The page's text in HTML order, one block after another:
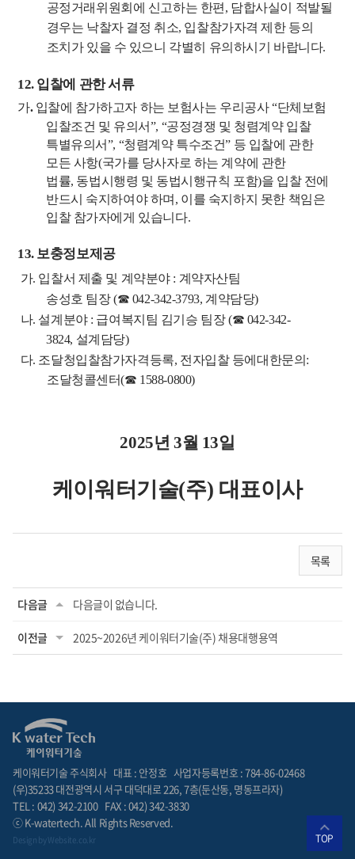
공정거래위원회에 신고하는 한편 , 담합사실이 적발될
경우는 낙찰자 결정 취소, 입찰참가자격 제한 등의
조치가 있을 수 있으니 각별히 유의하시기 바랍니다.
12. 입찰에 관한 서류
가. 입찰에 참가하고자 하는 보험사는 우리공사“단체보험
입찰조건 및 유의서”, “공정경쟁 및 청렴계약 입찰
특별유의서”, “청렴계약 특수조건” 등 입찰에 관한
모든 사항(국가를 당사자로 하는 계약에 관한
법률, 동법시행령 및 동법시행규칙 포함)을 입찰 전에
반드시 숙지하여야 하며 , 이를 숙지하지 못한 책임은
입찰 참가자에게 있습니다.
13. 보충정보제공
가. 입찰서 제출 및 계약분야 : 계약자산팀
송성호 팀장(☎ 042-342-3793, 계약담당)
나. 설계분야 : 급여복지팀 김기승 팀장(☎ 042-342-
3824, 설계담당)
다. 조달청입찰참가자격등록, 전자입찰 등에대한문의 :
조달청콜센터(☎ 1588-0800)
2025년 3월 13일
케이워터기술(주) 대표이사
목록
다음글 다음글이 없습니다.
이전글 2025~2026년 케이워터기술(주) 채용대행용역
TOP
케이워터기술 주식회사 대표 : 안정호 사업자등록번호 : 784-86-02468
(우)35233 대전광역시 서구 대덕대로 226, 7층(둔산동, 명동프라자)
TEL : 042) 342-2100 FAX : 042) 342-3830
ⓒ K-watertech. All Rights Reserved.
Design by Website.co.kr